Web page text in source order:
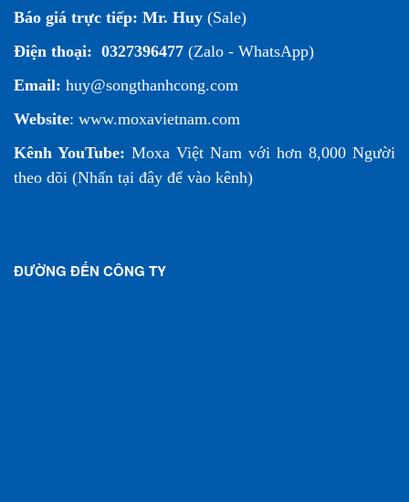
Báo giá trực tiếp: Mr. Huy (Sale)
Điện thoại: 0327396477 (Zalo - WhatsApp)
Email: huy@songthanhcong.com
Website: www.moxavietnam.com
Kênh YouTube: Moxa Việt Nam với hơn 8,000 Người
theo dõi (Nhấn tại đây để vào kênh)
ĐƯỜNG ĐẾN CÔNG TY